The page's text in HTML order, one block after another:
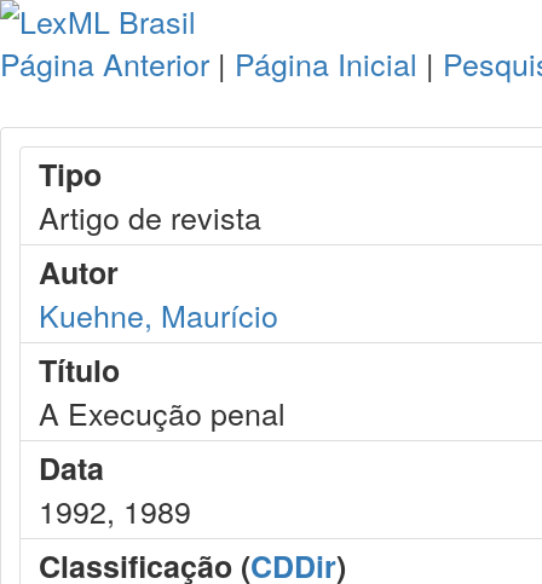
Página Anterior | Página Inicial |
Tipo
Artigo de revista
Autor
Kuehne, Maurício
Título
A Execução penal
Data
1992, 1989
Classificação (CDDir)